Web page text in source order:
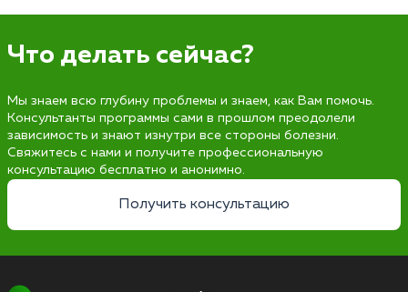
Что делать сейчас?
Мы знаем всю глубину проблемы и знаем, как Вам помочь.
Консультанты программы сами в прошлом преодолели
зависимость и знают изнутри все стороны болезни.
Свяжитесь с нами и получите профессиональную
консультацию бесплатно и анонимно.
Получить консультацию